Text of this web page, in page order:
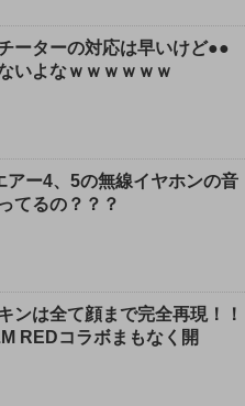
ーターの対応は早いけど●●
いよなｗｗｗｗｗｗ
アー4、5の無線イヤホンの音
てるの？？？
ンは全て顔まで完全再現！！
REDコラボまもなく開